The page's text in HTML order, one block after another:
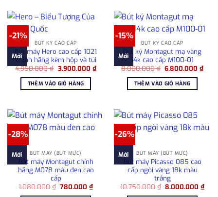
-21%
Mới
BÚT KÝ CAO CẤP
Bút máy Hero cao cấp 1021
chính hãng kèm hộp và túi
4.950.000₫ Giá
là:
4.950.000 ₫.
3.900.000 ₫Giá
hiện
3.900.000 ₫.
THÊM VÀO GIỎ HÀNG
-15%
Mới
BÚT KÝ CAO CẤP
Bút ký Montagut mạ vàng
14k cao cấp M100-01
8.000.000₫ Giá
là:
8.000.000 ₫.
6.800.000₫Giá
hiện
THÊM VÀO GIỎ HÀNG
-28%
Mới BÚT MÁY (BÚT MỰC)
Bút máy Montagut chính
hãng M078 màu đen cao
cấp
1.080.000₫ Giá
780.000₫Giá
-26%
Mới BÚT MÁY (BÚT MỰC)
Bút máy Picasso 085 cao
cấp ngòi vàng 18k màu
trắng
10.750.000₫ Giá
8.000.000₫Giá